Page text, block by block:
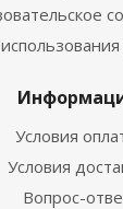
Условия
Условия
Вопрос-